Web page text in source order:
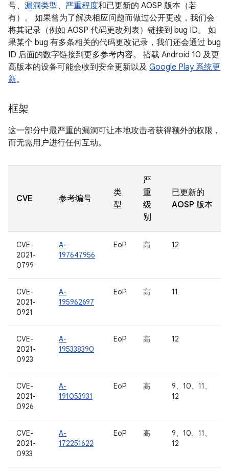
号、 漏洞类型、 严重程度和已更新的 AOSP 版本（若
有）。 如果曾为了解决相应问题而做过公开更改，我们会
将其记录（例如 AOSP 代码更改列表）链接到 bug ID。 如
果某个 bug 有多条相关的代码更改记录，我们还会通过 bug
ID 后面的数字链接到更多参考内容。 搭载 Android 10 及更
高版本的设备可能会收到安全更新以及 Google Play 系统更
新。
框架
这一部分中最严重的漏洞可让本地攻击者获得额外的权限，
而无需用户进行任何互动。
CVE 参考编号
类
型
严
重
级
别
已更新的
AOSP 版本
CVE-
2021-
0799
A-
197647956
EoP 高 12
CVE-
2021-
0921
A-
195962697
EoP 高 11
CVE-
2021-
0923
A-
195338390
EoP 高 12
CVE-
2021-
0926
A-
191053931
EoP 高
9、10、11、
12
CVE-
2021-
0933
A-
172251622
EoP 高
9、10、11、
12